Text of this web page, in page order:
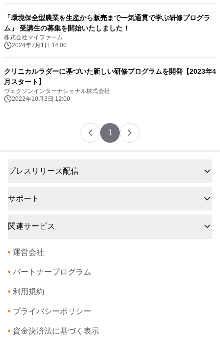
「環境保全型農業を生産から販売まで一気通貫で学ぶ研修プログラ
ム」 受講生の募集を開始いたしました！
株式会社マイファーム
2024年7月1日 14:00
クリニカルラダーに基づいた新しい研修プログラムを開発【2023年4
月スタート】
ヴェクソンインターナショナル株式会社
2022年10月3日 12:00
1
プレスリリース配信
サポート
関連サービス
• 運営会社
• パートナープログラム
• 利用規約
• プライバシーポリシー
• 資金決済法に基づく表示